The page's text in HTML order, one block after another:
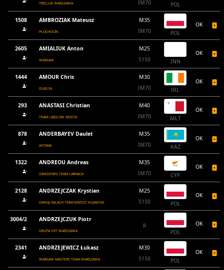
TRICLUB WARSZAWA
IM70
POL
1508 AMBROZIAK Mateusz
PŁOCHOCIN
M35
IM70
POL
OK
2605 AMIALIUK Anton
WARSAW
M25
5150
INN
OK
1444 AMOUR Chris
DUBLIN
M30
IM70
IRL
OK
293 ANASTASI Christian
TEAM LAIDLOW MOSTA
M40
IM70
MLT
OK
878 ANDERBAYEV Daulet
ASTANA
M35
IM70
KAZ
OK
1322 ANDREOU Andreas
DIMOSPAPS TEAM LARNACA
M35
IM70
CYP
OK
2128 ANDRZEJCZAK Krystian
DAWAJ KALACH TEAM BRZEŚĆ KUJAWSKI
M25
5150
POL
OK
3004/2 ANDRZEJCZUK Piotr
GRUPA H3T WARSZAWA
R
POL
OK
2341 ANDRZEJEWICZ Łukasz
WARSAW MASTERS TEAM WARSZAWA
M30
5150
POL
OK